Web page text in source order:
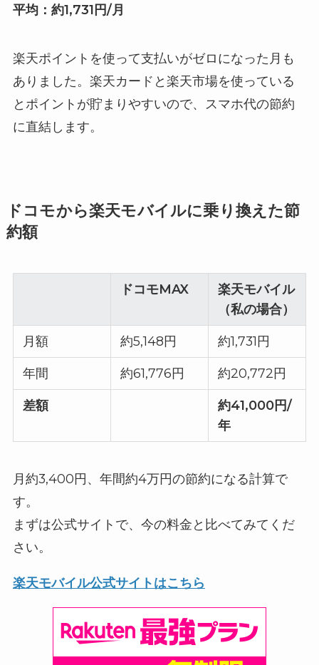
平均：約1,731円/月
楽天ポイントを使って支払いがゼロになった月も
ありました。楽天カードと楽天市場を使っている
とポイントが貯まりやすいので、スマホ代の節約
に直結します。
ドコモから楽天モバイルに乗り換えた節
約額
ドコモMAX
楽天モバイル
（私の場合）
月額 約5,148円 約1,731円
年間 約61,776円 約20,772円
差額
約41,000円/
年
月約3,400円、年間約4万円の節約になる計算で
す。
まずは公式サイトで、今の料金と比べてみてくだ
さい。
楽天モバイル公式サイトはこちら